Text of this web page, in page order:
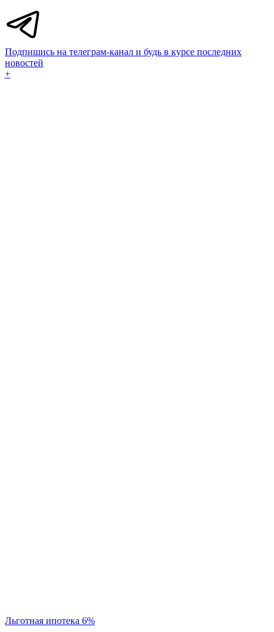
Подпишись на телеграм-канал и будь в курсе последних
новостей
+
Льготная ипотека 6%